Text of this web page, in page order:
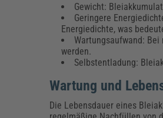
Gewicht:
Geringere
Energiedichte, was
Wartungsaufwand:
werden.
Selbstentladung:
Wartung und
Die Lebensdauer eines